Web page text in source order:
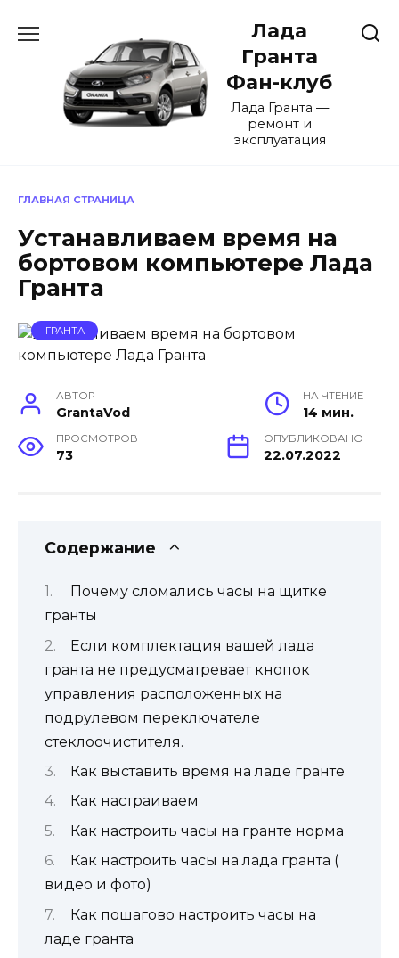
содержанию
Лада
Гранта
Фан-клуб
Лада Гранта —
ремонт и
эксплуатация
ГЛАВНАЯ СТРАНИЦА
Устанавливаем время на
бортовом компьютере Лада
Гранта
ГРАНТА
АВТОР
GrantaVod
НА ЧТЕНИЕ
14 мин.
ПРОСМОТРОВ
73
ОПУБЛИКОВАНО
22.07.2022
Содержание
Почему сломались часы на щитке
гранты
Если комплектация вашей лада
гранта не предусматревает кнопок
управления расположенных на
подрулевом переключателе
стеклоочистителя.
Как выставить время на ладе гранте
Как настраиваем
Как настроить часы на гранте норма
Как настроить часы на лада гранта (
видео и фото)
Как пошагово настроить часы на
ладе гранта